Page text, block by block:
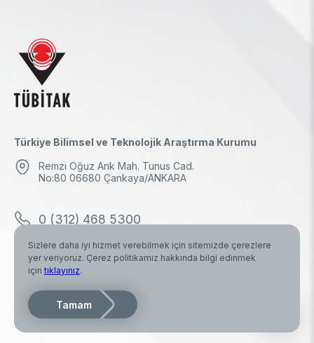
Türkiye Bilimsel ve Teknolojik Araştırma Kurumu
Remzi Oğuz Arık Mah. Tunus Cad.
No:80 06680 Çankaya/ANKARA
0 (312) 468 5300
0 (312) 298 1000
tubitak.baskanlik@tubitak.hs03.kep.tr
Sizlere daha iyi hizmet verebilmek için sitemizde çerezlere
yer veriyoruz. Çerez politikamız hakkında bilgi edinmek
için tıklayınız.
Tamam